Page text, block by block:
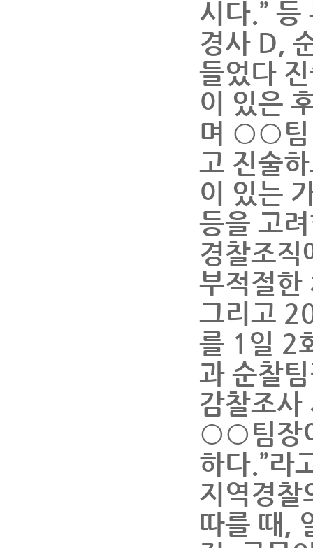
시다.”
경사 D,
들었다
이 있은
며 ○○팀
고 진술
이 있는
등을 고
경찰조직
부적절한
그리고
를 1일 2
과 순찰
감찰조사
○○팀장
하다.”라
지역경찰
따를 때,